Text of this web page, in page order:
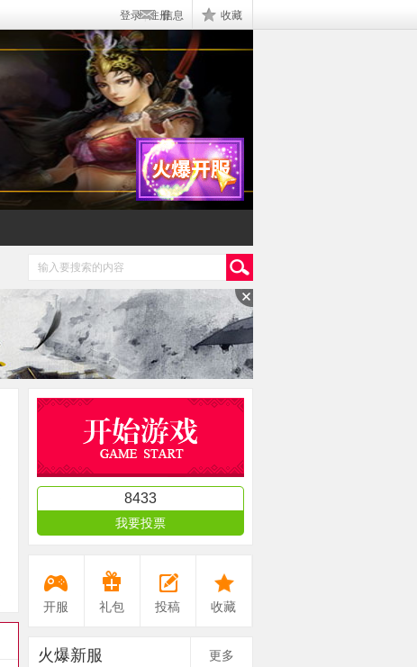
登录|注册信息 收藏
8433
我要投票
开服 礼包 投稿 收藏
火爆新服 更多